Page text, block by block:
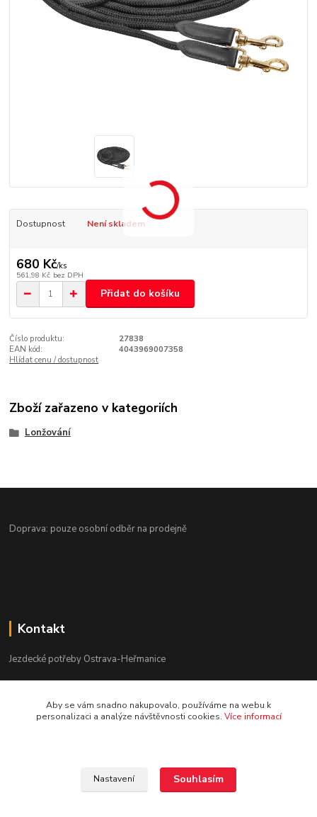
Dostupnost Není skladem
680 Kč/ks
561,98 Kč bez DPH
Přidat do košíku
Číslo produktu:
27838
EAN kód:
4043969007358
Hlídat cenu / dostupnost
Zboží zařazeno v kategoriích
Lonžování
Doprava: pouze osobní odběr na prodejně
Kontakt
Jezdecké potřeby Ostrava-Heřmanice
Po-Pá 9:30 - 17:30
Aby se vám snadno nakupovalo, používáme na webu k
personalizaci a analýze návštěvnosti cookies. Více informací
Nastavení Souhlasím